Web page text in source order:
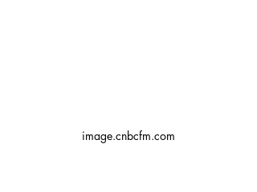
image.cnbcfm.com